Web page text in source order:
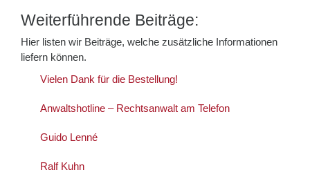
Weiterführende Beiträge:
Hier listen wir Beiträge, welche zusätzliche Informationen
liefern können.
Vielen Dank für die Bestellung!
Anwaltshotline – Rechtsanwalt am Telefon
Guido Lenné
Ralf Kuhn